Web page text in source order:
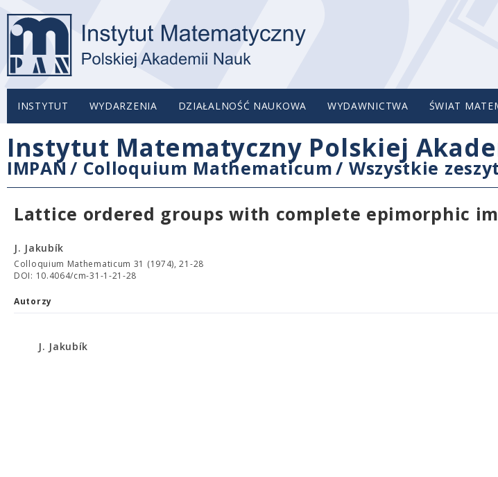
INSTYTUT WYDARZENIA DZIAŁALNOŚĆ NAUKOWA WYDAWNICTWA ŚWIAT
Instytut Matematyczny Polskiej
IMPAN / Colloquium Mathematicum/ Wszystkie
Lattice ordered groups with complete epimorphic
J. Jakubík
Colloquium Mathematicum 31 (1974), 21-28
DOI: 10.4064/cm-31-1-21-28
Autorzy
J. Jakubík